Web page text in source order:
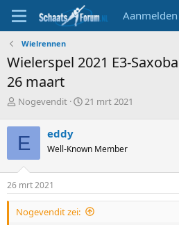
Aanmelden
Wielrennen
Wielerspel 2021 E3-
26 maart
T
p
i
c
s
t
a
r
t
Nogevendit
S
t
a
u
m
21 mrt 2021
E eddy
Well-Known Member
26 mrt 2021
Nogevendit zei: